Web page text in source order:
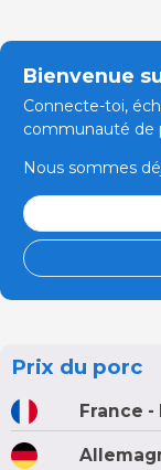
Bienvenue
Connecte-toi,
communauté de
Nous sommes
Prix du porc
France -